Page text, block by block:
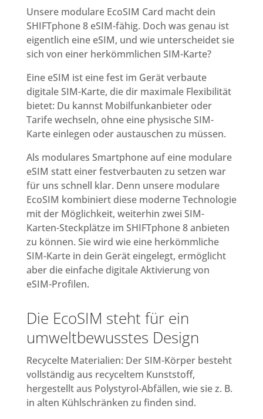
Unsere modulare EcoSIM Card macht dein
SHIFTphone 8 eSIM-fähig. Doch was genau ist
eigentlich eine eSIM, und wie unterscheidet sie
sich von einer herkömmlichen SIM-Karte?
Eine eSIM ist eine fest im Gerät verbaute
digitale SIM-Karte, die dir maximale Flexibilität
bietet: Du kannst Mobilfunkanbieter oder
Tarife wechseln, ohne eine physische SIM-
Karte einlegen oder austauschen zu müssen.
Als modulares Smartphone auf eine modulare
eSIM statt einer festverbauten zu setzen war
für uns schnell klar. Denn unsere modulare
EcoSIM kombiniert diese moderne Technologie
mit der Möglichkeit, weiterhin zwei SIM-
Karten-Steckplätze im SHIFTphone 8 anbieten
zu können. Sie wird wie eine herkömmliche
SIM-Karte in dein Gerät eingelegt, ermöglicht
aber die einfache digitale Aktivierung von
eSIM-Profilen.
Die EcoSIM steht für ein
umweltbewusstes Design
Recycelte Materialien: Der SIM-Körper besteht
vollständig aus recyceltem Kunststoff,
hergestellt aus Polystyrol-Abfällen, wie sie z. B.
in alten Kühlschränken zu finden sind.